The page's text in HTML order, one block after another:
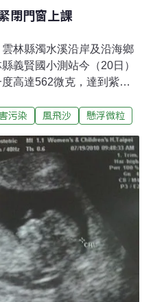
閉門窗上課
林縣濁水溪沿岸及沿海鄉
義賢國小測站今（20日）
高達562微克，達到紫暴
雲林縣二崙鄉義賢國小位
浮微粒下午已達到紫爆等
，校長廖琦正表示，全校
閉。環保局已出動灑水車
作業，並加強巡查濁水溪
河堰也增加放流量由30萬
危害降到最低。立委劉建
預警，水利署應該施作的
水土堤等施作，竟沒有進
高壓幫浦水柱及調派灑水
污染 風飛沙 懸浮微粒